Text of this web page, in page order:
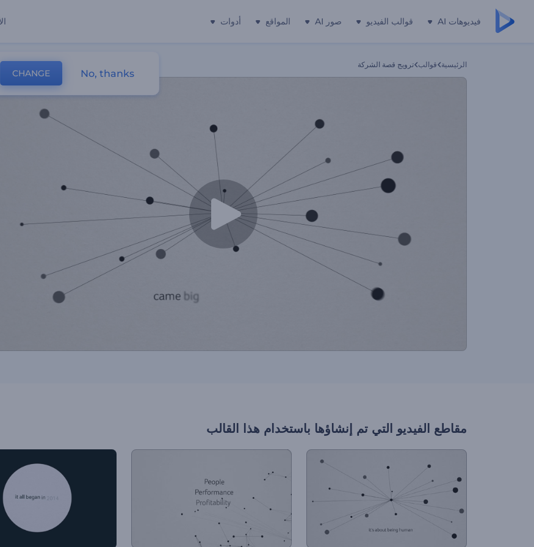
فيديوهات AI قوالب الفيديو صور AI المواقع أدوات
الرئيسية قوالب ترويج قصة الشركة
مقاطع الفيديو التي تم إنشاؤها باستخدام هذا القالب
CHANGE No, thanks